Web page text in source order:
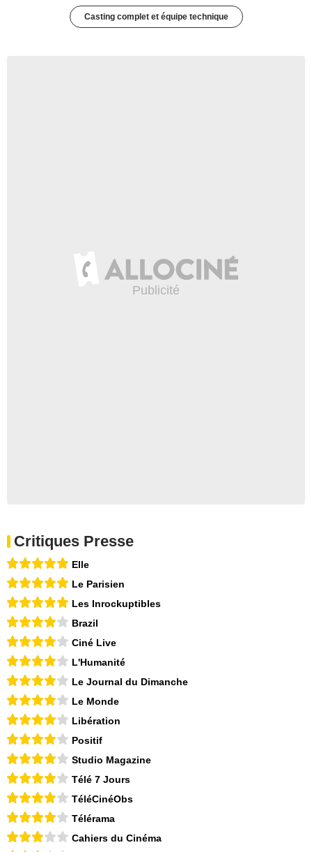
Casting complet et équipe technique
Critiques Presse
Elle
Le Parisien
Les Inrockuptibles
Brazil
Ciné Live
L'Humanité
Le Journal du Dimanche
Le Monde
Libération
Positif
Studio Magazine
Télé 7 Jours
TéléCinéObs
Télérama
Cahiers du Cinéma